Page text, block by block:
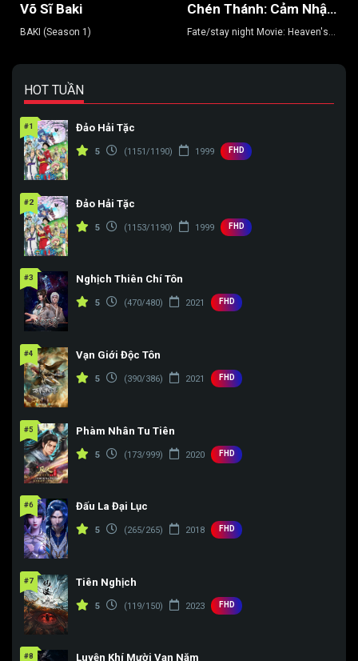
Tập 148
Tập 154
Tập 157
Tập 160 Tập 161
Tập 163
Tập 166
Tập 169
Tập 172 Tập 173
Tập 175 Tập 176
Tập 178
Tập 181 Tập 182
Tập 184
Tập 187
Tập 190
Tập 193
Tập 196 Tập 197
Tập 202 Tập 203
Tập 205
Võ Sĩ Baki
BAKI (Season 1)
Chén Thánh: Cảm Nhận Thiên Đường 3 – Khúc Xuân Ca
Fate/stay night Movie: Heaven's
HOT TUẦN
#1 Đảo Hải Tặc
5 (1151/1190) 1999 FHD
#2 Đảo Hải Tặc
5 (1153/1190) 1999 FHD
#3 Nghịch Thiên Chí Tôn
5 (470/480) 2021 FHD
#4 Vạn Giới Độc Tôn
5 (390/386) 2021 FHD
#5 Phàm Nhân Tu Tiên
5 (173/999) 2020 FHD
#6 Đấu La Đại Lục
5 (265/265) 2018 FHD
#7 Tiên Nghịch
5 (119/150) 2023 FHD
#8 Luyện Khí Mười Vạn Năm